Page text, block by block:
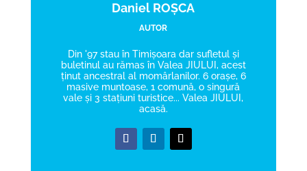
Daniel ROȘCA
AUTOR
Din '97 stau în Timișoara dar sufletul și
buletinul au rămas în Valea JIULUI, acest
ținut ancestral al momârlanilor. 6 orașe, 6
masive muntoase, 1 comună, o singură
vale și 3 stațiuni turistice... Valea JIULUI,
acasă.